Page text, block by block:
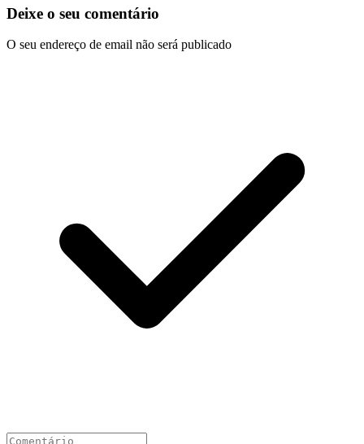
Deixe o seu comentário
O seu endereço de email não será publicado